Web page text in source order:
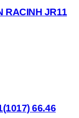
RACINH JR11
66.46